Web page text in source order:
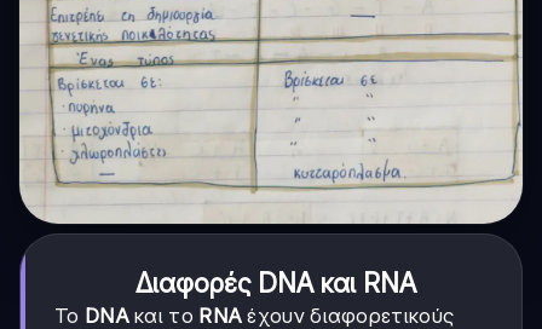
Διαφορές DNA και RNA
Το DNAκαι το RNA έχουν διαφορετικούς